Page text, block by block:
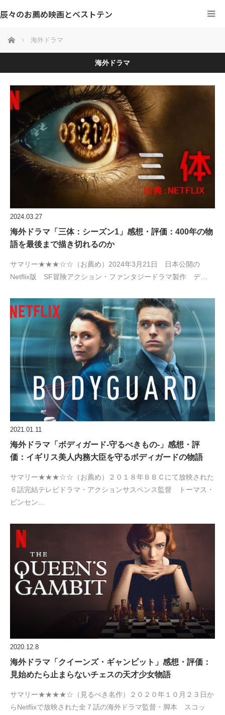
辰々のお薦め映画とベストテン
ホーム 海外ドラマ
海外ドラマ
2024.03.27
海外ドラマ「三体：シーズン1」感想・評価：400年の物
語を最後まで描き切れるのか
サマリー★★★☆☆（お薦め）2024年3月21日 日本公開の
Netflix版 SF冒険アクション・ファンタジードラマ製作 デ…
2021.01.11
海外ドラマ「ボディガード-守るべきもの-」感想・評
価：イギリス美人内務大臣を守るボディガードの物語
サマリー★★★☆☆（お薦め）２０１８年ＢＢＣにて放映された
６話完結テレビドラマ・アクションサスペンス監督 トーマス・
ビンセン…
2020.12.8
海外ドラマ「クイーンズ・ギャンビット」感想・評価：
見始めたら止まらないチェスの天才少女物語
サマリー★★★★☆（見るべき名作）２０２０年１０月２３日か
らNetflixで放映された全７話の海外ドラマ監督・脚本 スコッ